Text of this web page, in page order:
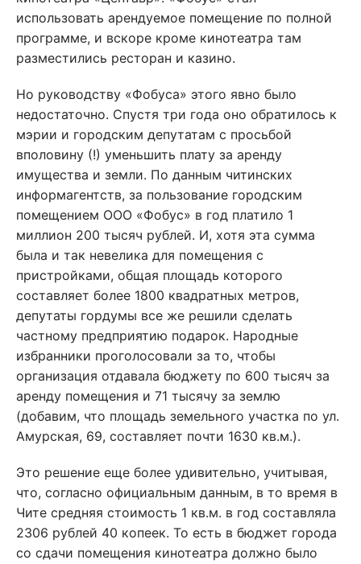
использовать арендуемое помещение по полной
программе, и вскоре кроме кинотеатра там
разместились ресторан и казино.
Но руководству «Фобуса» этого явно было
недостаточно. Спустя три года оно обратилось к
мэрии и городским депутатам с просьбой
вполовину (!) уменьшить плату за аренду
имущества и земли. По данным читинских
информагентств, за пользование городским
помещением ООО «Фобус» в год платило 1
миллион 200 тысяч рублей. И, хотя эта сумма
была и так невелика для помещения с
пристройками, общая площадь которого
составляет более 1800 квадратных метров,
депутаты гордумы все же решили сделать
частному предприятию подарок. Народные
избранники проголосовали за то, чтобы
организация отдавала бюджету по 600 тысяч за
аренду помещения и 71 тысячу за землю
(добавим, что площадь земельного участка по ул.
Амурская, 69, составляет почти 1630 кв.м.).
Это решение еще более удивительно, учитывая,
что, согласно официальным данным, в то время в
Чите средняя стоимость 1 кв.м. в год составляла
2306 рублей 40 копеек. То есть в бюджет города
со сдачи помещения кинотеатра должно было